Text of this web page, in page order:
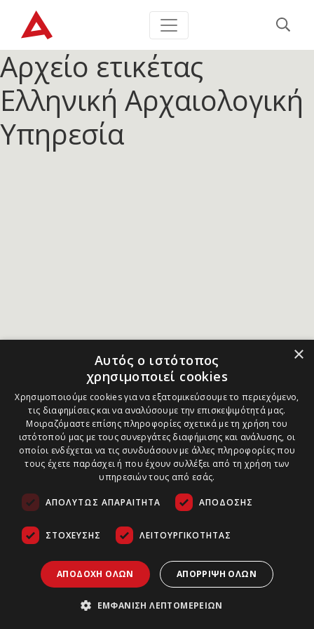
Αρχείο ετικέτας
Ελληνική Αρχαιολογική
Υπηρεσία
×
Αυτός ο ιστότοπος
χρησιμοποιεί cookies
Χρησιμοποιούμε cookies για να εξατομικεύσουμε το περιεχόμενο,
τις διαφημίσεις και να αναλύσουμε την επισκεψιμότητά μας.
Μοιραζόμαστε επίσης πληροφορίες σχετικά με τη χρήση του
ιστότοπού μας με τους συνεργάτες διαφήμισης και ανάλυσης, οι
οποίοι ενδέχεται να τις συνδυάσουν με άλλες πληροφορίες που
τους έχετε παράσχει ή που έχουν συλλέξει από τη χρήση των
υπηρεσιών τους από εσάς.
ΑΠΟΛΎΤΩΣ ΑΠΑΡΑΊΤΗΤΑ ΑΠΌΔΟΣΗΣ
ΣΤΌΧΕΥΣΗΣ ΛΕΙΤΟΥΡΓΙΚΌΤΗΤΑΣ
ΑΠΟΔΟΧΉ ΌΛΩΝ ΑΠΌΡΡΙΨΗ ΌΛΩΝ
ΕΜΦΆΝΙΣΗ ΛΕΠΤΟΜΕΡΕΙΏΝ